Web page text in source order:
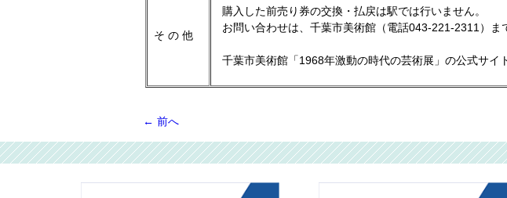
そ の 他
購入した前売り券の交換・払戻は駅では行いません。
お問い合わせは、千葉市美術館（電話043-221-2311）ま
千葉市美術館「1968年激動の時代の芸術展」の公式サイ
← 前へ